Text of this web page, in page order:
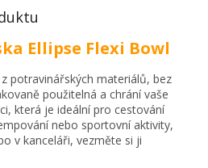
Ellipse Flexi Bowl
potravinářských materiálů, bez
použitelná a chrání vaše
která je ideální pro cestování
nebo sportovní aktivity,
v kanceláři, vezměte si ji